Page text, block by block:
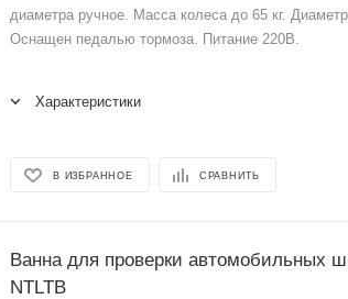
диаметра ручное. Масса колеса до 65 кг.
Оснащен педалью тормоза. Питание 220В.
Характеристики
В ИЗБРАННОЕ СРАВНИТЬ
Ванна для проверки автомобильных
NTLTB